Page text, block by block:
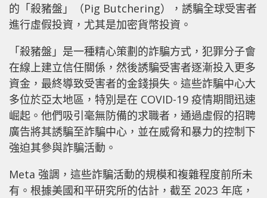
的「殺豬盤」（Pig Butchering），誘騙全球受害者
進行虛假投資，尤其是加密貨幣投資。
「殺豬盤」是一種精心策劃的詐騙方式，犯罪分子會
在線上建立信任關係，然後誘騙受害者逐漸投入更多
資金，最終導致受害者的金錢損失。這些詐騙中心大
多位於亞太地區，特別是在 COVID-19 疫情期間迅速
崛起。他們吸引毫無防備的求職者，通過虛假的招聘
廣告將其誘騙至詐騙中心，並在威脅和暴力的控制下
強迫其參與詐騙活動。
Meta 強調，這些詐騙活動的規模和複雜程度前所未
有。根據美國和平研究所的估計，截至 2023 年底，